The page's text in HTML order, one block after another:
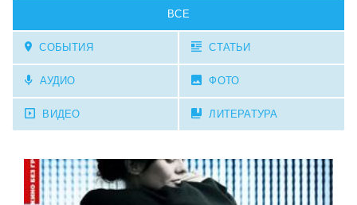
ВСЕ
СОБЫТИЯ СТАТЬИ
АУДИО ФОТО
ВИДЕО ЛИТЕРАТУРА